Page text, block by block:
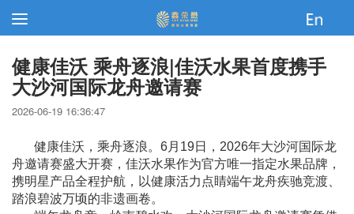
健康佳沃 乘舟逐浪|佳沃水果首度携手
大沙河国际龙舟邀请赛
2026-06-19 16:36:47
健康佳沃，乘舟逐浪。6月19日，2026年大沙河国际龙
舟邀请赛盛大开赛，佳沃水果作为官方唯一指定水果品牌，
携明星产品全程护航，以健康活力点睛端午龙舟疾驰竞渡、
踏浪碧波万顷的非遗画卷。